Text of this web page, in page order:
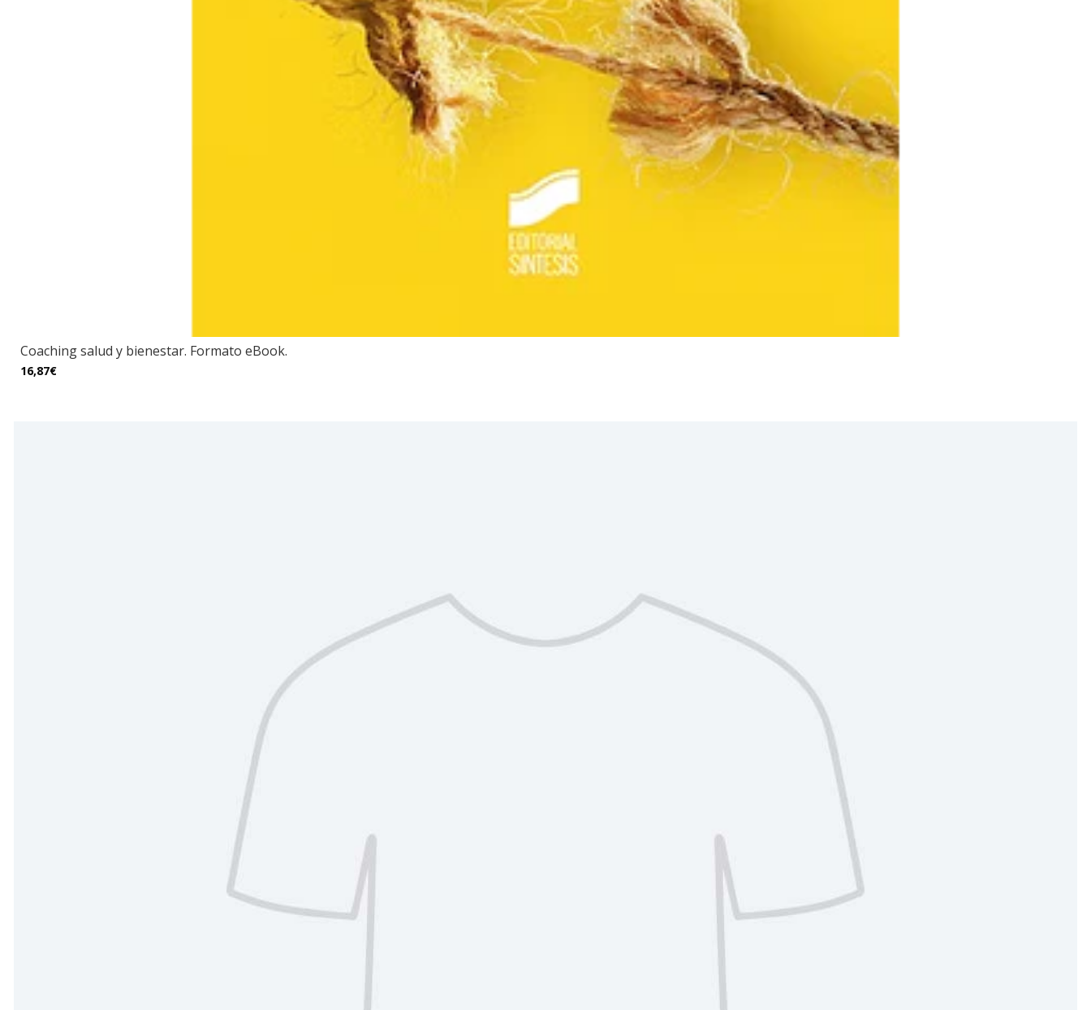
Coaching salud y bienestar. Formato eBook.
16,87€